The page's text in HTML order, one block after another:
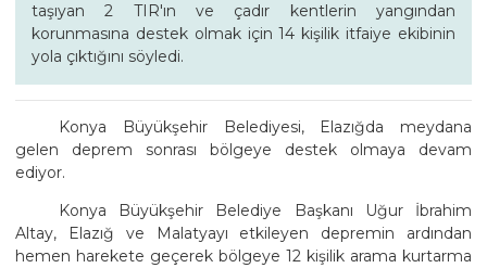
taşıyan 2 TIR'ın ve çadır kentlerin yangından
korunmasına destek olmak için 14 kişilik itfaiye ekibinin
yola çıktığını söyledi.
Konya Büyükşehir Belediyesi, Elazığda meydana
gelen deprem sonrası bölgeye destek olmaya devam
ediyor.
Konya Büyükşehir Belediye Başkanı Uğur İbrahim
Altay, Elazığ ve Malatyayı etkileyen depremin ardından
hemen harekete geçerek bölgeye 12 kişilik arama kurtarma